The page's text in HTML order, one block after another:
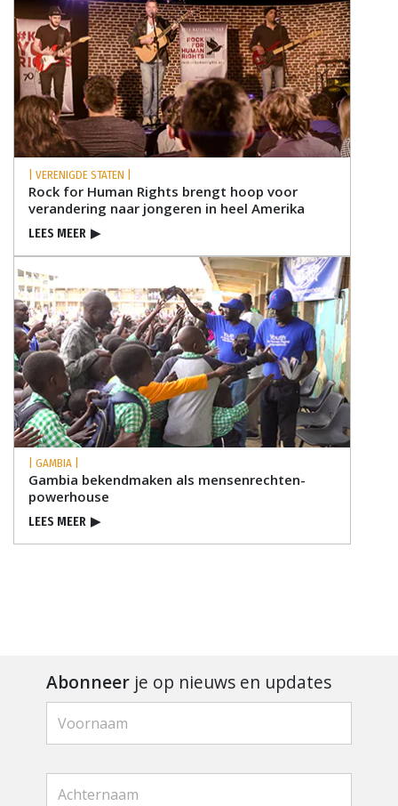
| VERENIGDE STATEN |
Rock for Human Rights brengt hoop voor
verandering naar jongeren in heel Amerika
LEES MEER ▶
| GAMBIA |
Gambia bekendmaken als mensenrechten-
powerhouse
LEES MEER ▶
Abonneer je op nieuws en updates